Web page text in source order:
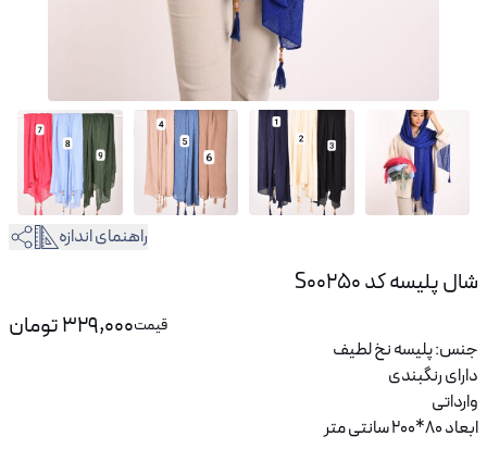
راهنمای اندازه
شال پلیسه کد S00250
قیمت329,000تومان
جنس: پلیسه نخ لطیف
دارای رنگبندی
وارداتی
ابعاد 80*200 سانتی متر